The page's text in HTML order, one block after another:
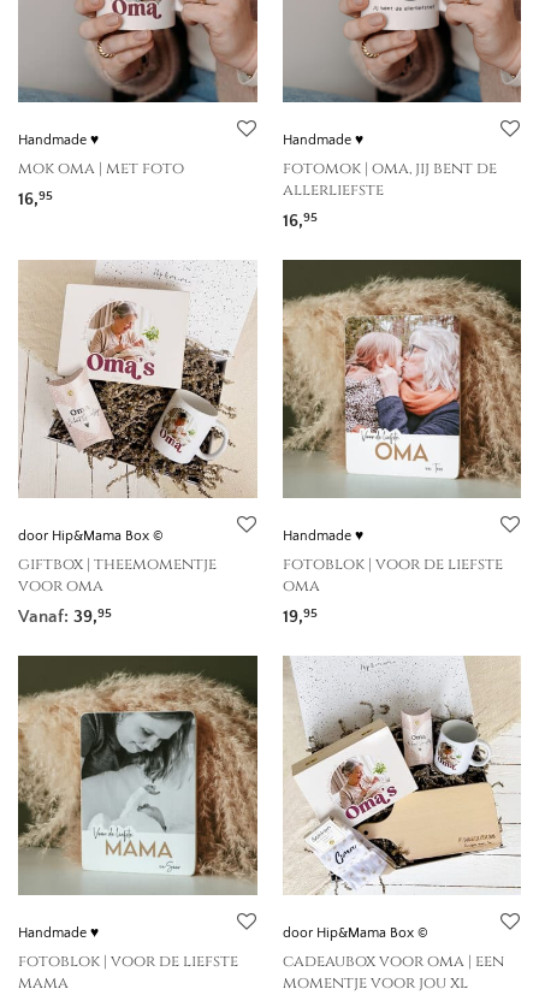
Handmade ♥
mok oma | met foto
16,95
Handmade ♥
fotomok | oma, jij bent de
allerliefste
16,95
door Hip&Mama Box ©
giftbox | theemomentje
voor oma
Vanaf: 39,95
Handmade ♥
fotoblok | voor de liefste
oma
19,95
Handmade ♥
fotoblok | voor de liefste
mama
door Hip&Mama Box ©
cadeaubox voor oma | een
momentje voor jou xl